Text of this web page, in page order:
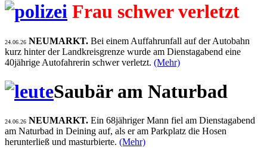
Frau schwer verletzt
24.06.26 NEUMARKT. Bei einem Auffahrunfall auf der Autobahn
kurz hinter der Landkreisgrenze wurde am Dienstagabend eine
40jährige Autofahrerin schwer verletzt. (Mehr)
Saubär am Naturbad
24.06.26 NEUMARKT. Ein 68jähriger Mann fiel am Dienstagabend
am Naturbad in Deining auf, als er am Parkplatz die Hosen
herunterließ und masturbierte. (Mehr)